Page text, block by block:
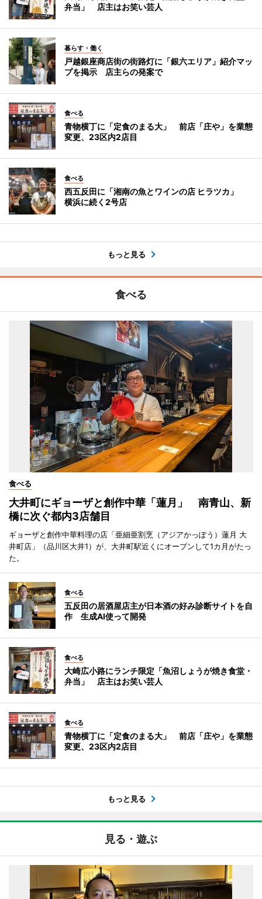
弁当」 店主はお笑い芸人
暮らす・働く
戸越銀座商店街の街路灯に「銀六エリア」紹介マッ
プを掲示 店主らの発案で
食べる
青物横丁に「定食のまる大」 前店「庄や」を業態
変更、23区内2店目
食べる
西五反田に「湘南の魚とワインの店 ヒラツカ」
横浜に続く2号店
もっと見る
食べる
食べる
大井町にギョーザと創作中華「蓮月」 南青山、新
橋に次ぐ都内3店舗目
ギョーザと創作中華料理の店「亜細亜割烹（アジアかっぽう）蓮月 大
井町店」（品川区大井1）が、大井町駅近くにオープンして1カ月がたっ
た。
食べる
五反田の居酒屋店主が日本酒の好み診断サイトを自
作 生成AI使って開発
食べる
大崎広小路にランチ限定「魚沼しょうが焼き食堂・
弁当」 店主はお笑い芸人
食べる
青物横丁に「定食のまる大」 前店「庄や」を業態
変更、23区内2店目
もっと見る
見る・遊ぶ